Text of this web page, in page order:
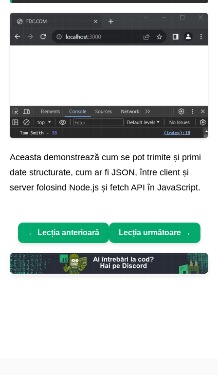
Aceasta demonstrează cum se pot trimite și primi
date structurate, cum ar fi JSON, între client și
server folosind Node.js și fetch API în JavaScript.
← Lecția anterioară Lecția următoare →